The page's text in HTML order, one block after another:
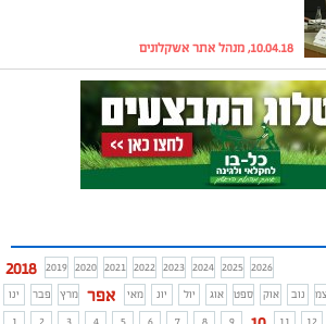
10.04.18, מנהל אתר אשקלונים
2018 2019 2020 2021 2022 2023 2024 2025 2026
ינו
פבר מרץ אפר מאי יונ יול אוג ספט אוק נוב